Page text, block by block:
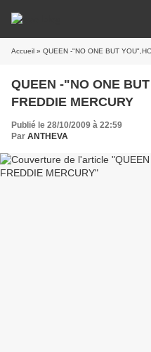
Accueil » QUEEN -"NO ONE BUT
QUEEN -"NO ONE
FREDDIE MERCURY
Publié le 28/10/2009 à 22:59
Par ANTHEVA